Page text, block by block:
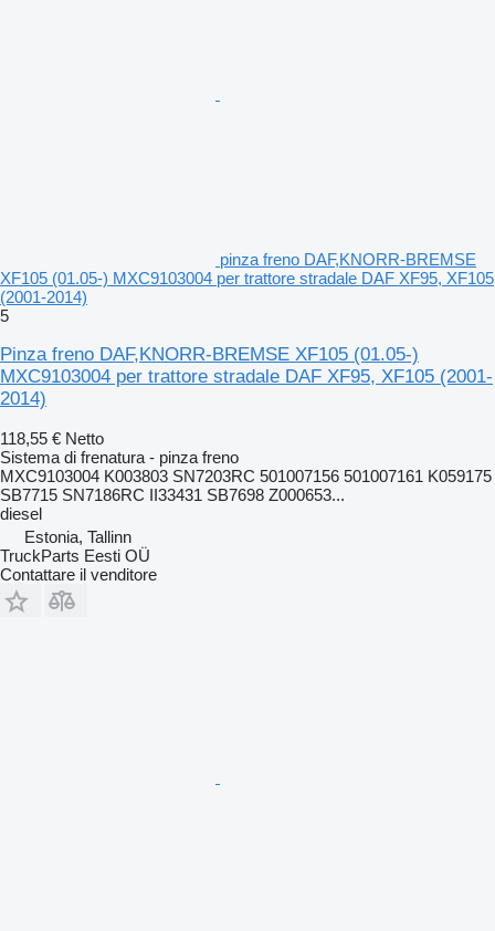
pinza freno DAF,KNORR-BREMSE
XF105 (01.05-) MXC9103004 per trattore stradale DAF XF95, XF105
(2001-2014)
5
Pinza freno DAF,KNORR-BREMSE XF105 (01.05-)
MXC9103004 per trattore stradale DAF XF95, XF105 (2001-
2014)
118,55 € Netto
Sistema di frenatura - pinza freno
MXC9103004 K003803 SN7203RC 501007156 501007161 K059175
SB7715 SN7186RC II33431 SB7698 Z000653...
diesel
Estonia, Tallinn
TruckParts Eesti OÜ
Contattare il venditore